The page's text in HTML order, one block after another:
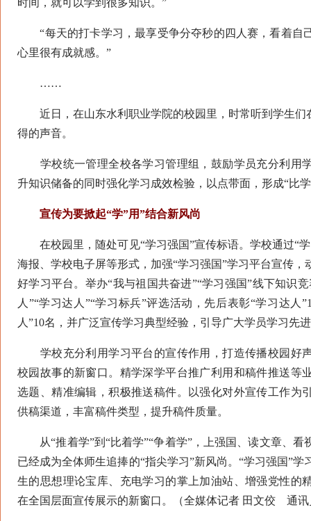
时间，就可以学到很多知识。”
“每天的打卡学习，最享受争分夺秒的四人赛，看着自
心里很有成就感。”
……
近日，在山东水利职业学院的校园里，时常听到学生们
得的声音。
学校统一管理全校各学习管理组，鼓励学员充分利用
升知识储备的同时强化学习成效检验，以点带面，形成“比
宣传为要掀起“学”用”结合新风尚
在校园里，随处可见“学习强国”宣传标语。学校通过“学
海报、学校电子屏等形式，加强“学习强国”学习平台宣传，
好学习平台。举办“我与祖国共奋进”“学习强国”线下知识
人”“学习达人”“学习标兵”评选活动，先后表彰“学习达人
人”10名，并广泛宣传学习典型经验，引导广大学员学习先
学校充分利用学习平台的宣传作用，打造传播校园好
校园故事的新窗口。精学深学平台推广利用和稿件推送等
选题、精准编辑，积极推送稿件。以强化对外宣传工作为
供稿渠道，丰富稿件类型，提升稿件质量。
从“推着学”到“比着学”“争着学”，上强国、读文章、看
已经成为全体师生追捧的“指尖学习”新风尚。“学习强国”学
生的思想理论宝库、充电学习的掌上加油站、增强党性的
在全国层面宣传展示的新窗口。（全媒体记者 田文佼 通讯